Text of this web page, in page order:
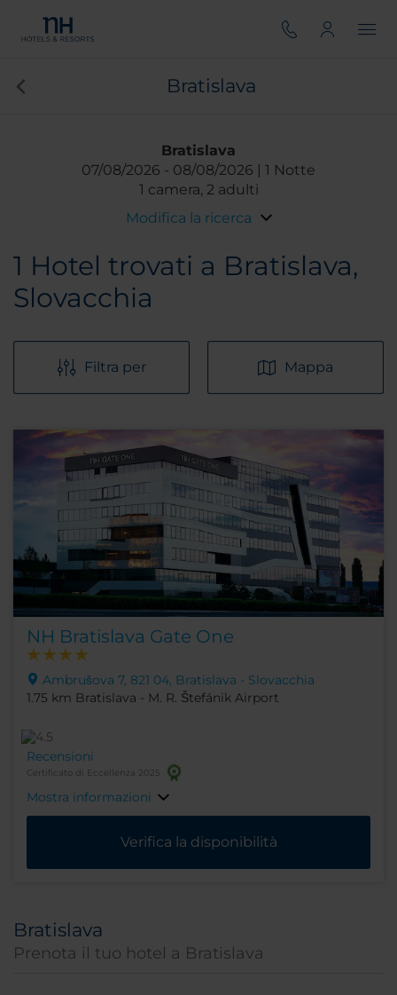
Bratislava
Bratislava
07/08/2026
08/08/2026
1 Notte
1 camera, 2 adulti
Modifica la ricerca
1 Hotel trovati a Bratislava,
Slovacchia
Filtra per Mappa
NH Bratislava Gate One
Ambrušova 7, 821 04, Bratislava - Slovacchia
1.75 km Bratislava - M. R. Štefánik Airport
Recensioni
Certificato di Eccellenza 2025
Mostra informazioni
Verifica la disponibilità
Bratislava
Prenota il tuo hotel a Bratislava